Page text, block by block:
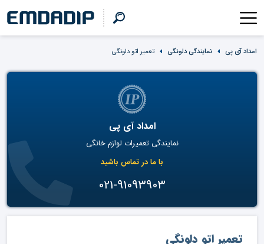
امداد آی پی نمایندگی دلونگی تعمیر اتو دلونگی
امداد آی پی
نمایندگی تعمیرات لوازم خانگی
با ما در تماس باشید
021-91093903
تعمیر اتو دلونگی